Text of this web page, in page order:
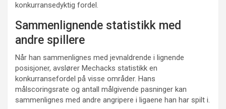
konkurransedyktig fordel.
Sammenlignende statistikk med
andre spillere
Når han sammenlignes med jevnaldrende i lignende
posisjoner, avslører Mechacks statistikk en
konkurransefordel på visse områder. Hans
målscoringsrate og antall målgivende pasninger kan
sammenlignes med andre angripere i ligaene han har spilt i.